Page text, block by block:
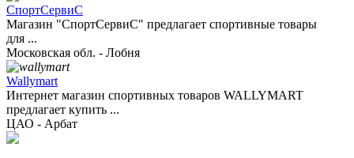
СпортСервиС
Магазин "СпортСервиС" предлагает спортивные товары
для ...
Московская обл. - Лобня
Wallymart
Интернет магазин спортивных товаров WALLYMART
предлагает купить ...
ЦАО - Арбат